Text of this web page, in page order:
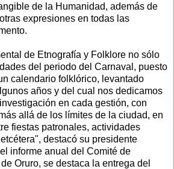
de la Humanidad, además de
expresiones en todas las
de Etnografía y Folklore no sólo
del periodo del Carnaval, puesto
calendario folklórico, levantado
años y del cual nos dedicamos
en cada gestión, con
allá de los límites de la ciudad, en
fiestas patronales, actividades
destacó su presidente
informe anual del Comité de
Oruro, se destaca la entrega del